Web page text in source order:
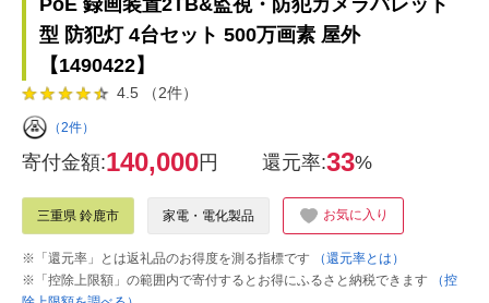
PoE 録画装置2TB&監視・防犯カメラバレット
型 防犯灯 4台セット 500万画素 屋外
【1490422】
4.5 （2件）
（2件）
寄付金額:140,000円 還元率:33%
三重県 鈴鹿市 家電・電化製品 お気に入り
※「還元率」とは返礼品のお得度を測る指標です
（還元率とは）
※「控除上限額」の範囲内で寄付するとお得にふるさと納税できます
（控